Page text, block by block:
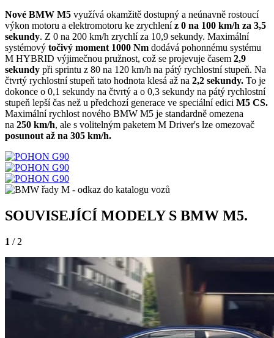
Nové BMW M5 využívá okamžitě dostupný a neúnavně rostoucí
výkon motoru a elektromotoru ke zrychlení z 0 na 100 km/h za 3,5
sekundy. Z 0 na 200 km/h zrychlí za 10,9 sekundy. Maximální
systémový točivý moment 1000 Nm dodává pohonnému systému
M HYBRID výjimečnou pružnost, což se projevuje časem 2,9
sekundy při sprintu z 80 na 120 km/h na pátý rychlostní stupeň. Na
čtvrtý rychlostní stupeň tato hodnota klesá až na 2,2 sekundy. To je
dokonce o 0,1 sekundy na čtvrtý a o 0,3 sekundy na pátý rychlostní
stupeň lepší čas než u předchozí generace ve speciální edici M5 CS.
Maximální rychlost nového BMW M5 je standardně omezena
na 250 km/h, ale s volitelným paketem M Driver's lze omezovač
posunout až na 305 km/h.
SOUVISEJÍCÍ MODELY S BMW M5.
1 / 2